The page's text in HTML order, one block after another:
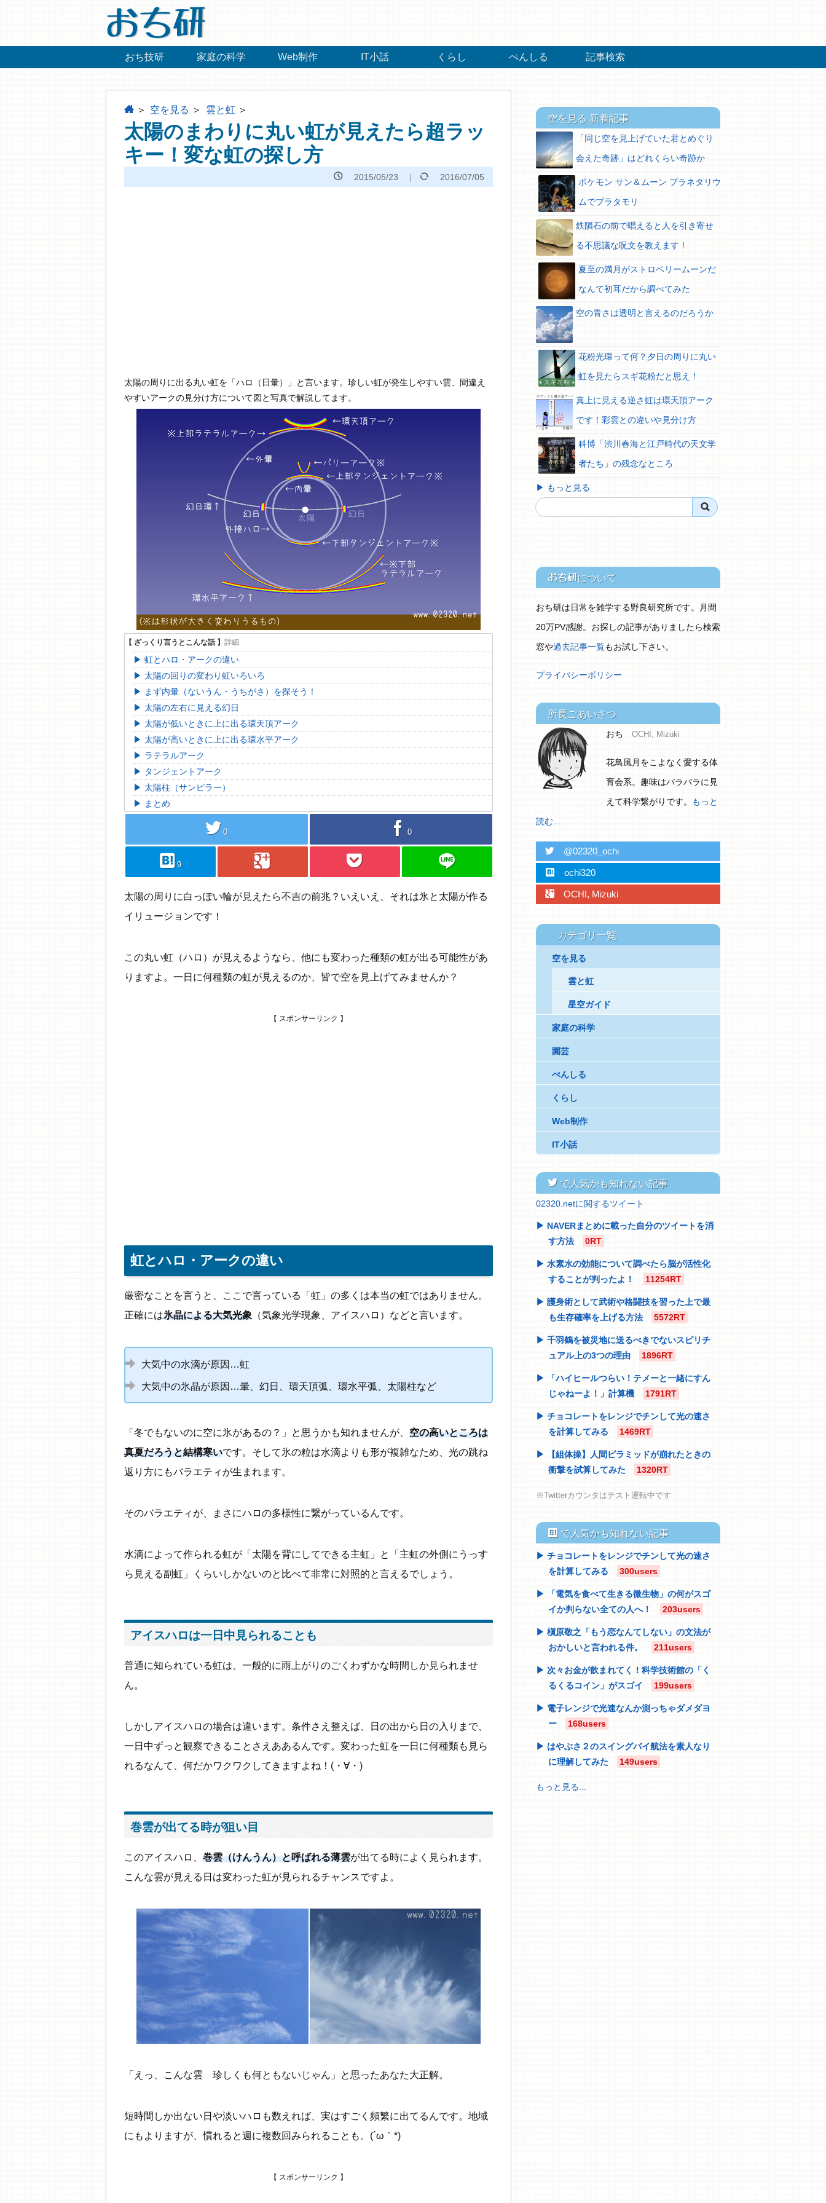
おち研
おち技研 家庭の科学 Web制作 IT小話 くらし ぺんしる 記事検索
home 空を見る 雲と虹
太陽のまわりに丸い虹が見えたら超ラッ
キー！変な虹の探し方
2015/05/23 2016/07/05
太陽の周りに出る丸い虹を「ハロ（日暈）」と言います。珍しい虹が発生しやすい雲、間違え
やすいアークの見分け方について図と写真で解説してます。
虹とハロ・アークの違い
太陽の回りの変わり虹いろいろ
まず内暈（ないうん・うちがさ）を探そう！
太陽の左右に見える幻日
太陽が低いときに上に出る環天頂アーク
太陽が高いときに上に出る環水平アーク
ラテラルアーク
タンジェントアーク
太陽柱（サンピラー）
まとめ
twitter 0 facebook 0
hatebu 9 googleplus pocket line
太陽の周りに白っぽい輪が見えたら不吉の前兆？いえいえ、それは氷と太陽が作る
イリュージョンです！
この丸い虹（ハロ）が見えるようなら、他にも変わった種類の虹が出る可能性があ
りますよ。一日に何種類の虹が見えるのか、皆で空を見上げてみませんか？
虹とハロ・アークの違い
厳密なことを言うと、ここで言っている「虹」の多くは本当の虹ではありません。
正確には氷晶による大気光象 （気象光学現象、アイスハロ）などと言います。
大気中の水滴が原因…虹
大気中の氷晶が原因…暈、幻日、環天頂弧、環水平弧、太陽柱など
「冬でもないのに空に氷があるの？」と思うかも知れませんが、 空の高いところは
真夏だろうと結構寒いです。そして氷の粒は水滴よりも形が複雑なため、光の跳ね
返り方にもバラエティが生まれます。
そのバラエティが、まさにハロの多様性に繋がっているんです。
水滴によって作られる虹が「太陽を背にしてできる主虹」と「主虹の外側にうっす
ら見える副虹」くらいしかないのと比べて非常に対照的と言えるでしょう。
アイスハロは一日中見られることも
普通に知られている虹は、一般的に雨上がりのごくわずかな時間しか見られませ
ん。
しかしアイスハロの場合は違います。条件さえ整えば、日の出から日の入りまで、
一日中ずっと観察できることさえああるんです。変わった虹を一日に何種類も見ら
れるなんて、何だかワクワクしてきますよね！(・∀・)
巻雲が出てる時が狙い目
このアイスハロ、 巻雲（けんうん）と呼ばれる薄雲が出てる時によく見られます。
こんな雲が見える日は変わった虹が見られるチャンスですよ。
「えっ、こんな雲 珍しくも何ともないじゃん」と思ったあなた大正解。
短時間しか出ない日や淡いハロも数えれば、実はすごく頻繁に出てるんです。地域
にもよりますが、慣れると週に複数回みられることも。(´ω｀*)
空を見る 新着記事
「同じ空を見上げていた君とめぐり
会えた奇跡」はどれくらい奇跡か
ポケモン サン＆ムーン プラネタリウ
ムでブラタモリ
鉄隕石の前で唱えると人を引き寄せ
る不思議な呪文を教えます！
夏至の満月がストロベリームーンだ
なんて初耳だから調べてみた
空の青さは透明と言えるのだろうか
花粉光環って何？夕日の周りに丸い
虹を見たらスギ花粉だと思え！
真上に見える逆さ虹は環天頂アーク
です！彩雲との違いや見分け方
科博「渋川春海と江戸時代の天文学
者たち」の残念なところ
▶ もっと見る
おち研について
おち研は日常を雑学する野良研究所です。月間
20万PV感謝。お探しの記事がありましたら検索
窓や過去記事一覧もお試し下さい。
プライバシーポリシー
所長ごあいさつ
おち OCHI, Mizuki
花鳥風月をこよなく愛する体
育会系。趣味はバラバラに見
えて科学繋がりです。
もっと
読む...
twitter @02320_ochi
hatebu ochi320
googleplus OCHI, Mizuki
カテゴリ一覧
空を見る
雲と虹
星空ガイド
家庭の科学
園芸
ぺんしる
くらし
Web制作
IT小話
twitterで人気かも知れない記事
02320.netに関するツイート
NAVERまとめに載った自分のツイートを消
す方法
0RT
水素水の効能について調べたら脳が活性化
することが判ったよ！
11254RT
護身術として武術や格闘技を習った上で最
も生存確率を上げる方法
5572RT
千羽鶴を被災地に送るべきでないスピリチ
ュアル上の3つの理由
1896RT
「ハイヒールつらい！テメーと一緒にすん
じゃねーよ！」計算機
1791RT
チョコレートをレンジでチンして光の速さ
を計算してみる
1469RT
【組体操】人間ピラミッドが崩れたときの
衝撃を試算してみた
1320RT
※Twitterカウンタはテスト運転中です
hatebu で人気かも知れない記事
チョコレートをレンジでチンして光の速さ
を計算してみる
300users
「電気を食べて生きる微生物」の何がスゴ
イか判らない全ての人へ！
203users
槇原敬之「もう恋なんてしない」の文法が
おかしいと言われる件。
211users
次々お金が飲まれてく！科学技術館の「く
るくるコイン」がスゴイ
199users
電子レンジで光速なんか測っちゃダメダヨ
ー
168users
はやぶさ２のスイングバイ航法を素人なり
に理解してみた
149users
もっと見る...